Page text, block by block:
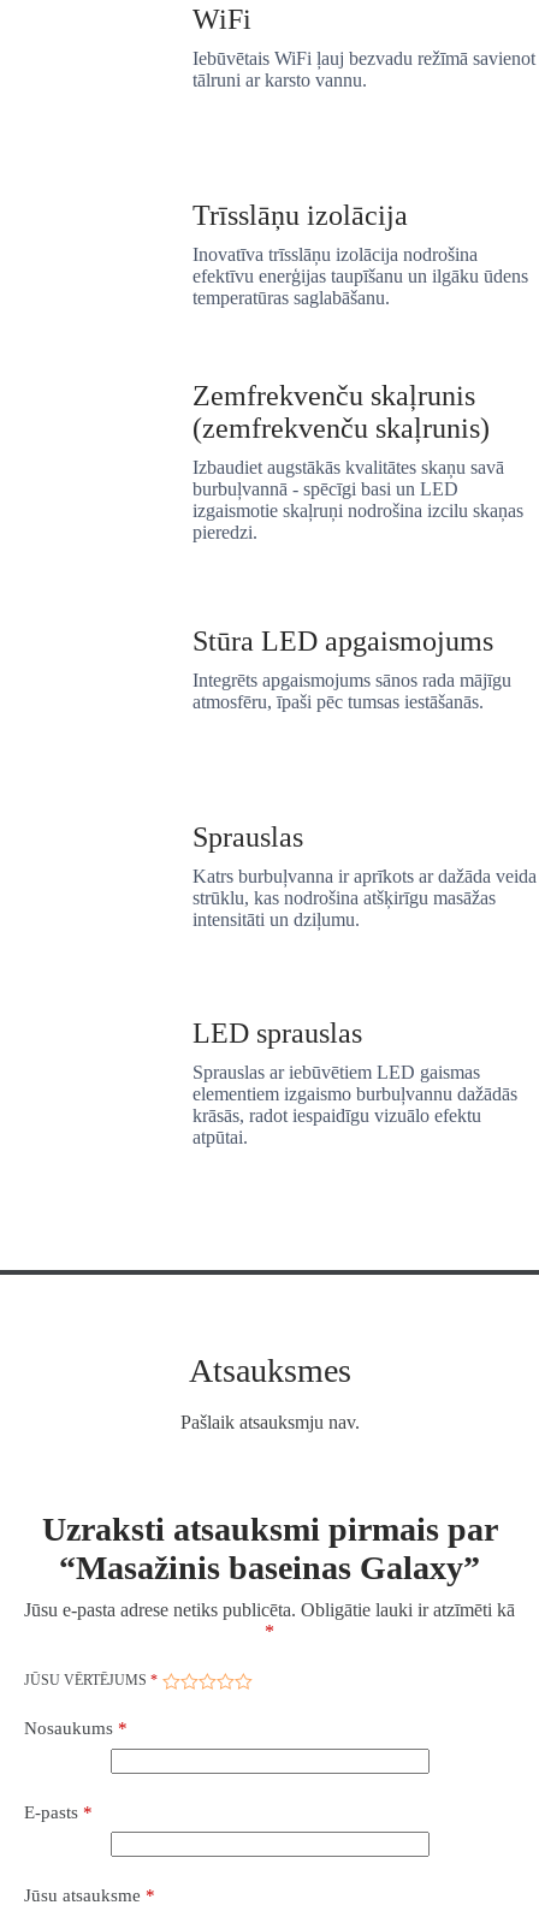
WiFi
Iebūvētais WiFi ļauj bezvadu režīmā savienot
tālruni ar karsto vannu.
Trīsslāņu izolācija
Inovatīva trīsslāņu izolācija nodrošina
efektīvu enerģijas taupīšanu un ilgāku ūdens
temperatūras saglabāšanu.
Zemfrekvenču skaļrunis
(zemfrekvenču skaļrunis)
Izbaudiet augstākās kvalitātes skaņu savā
burbuļvannā - spēcīgi basi un LED
izgaismotie skaļruņi nodrošina izcilu skaņas
pieredzi.
Stūra LED apgaismojums
Integrēts apgaismojums sānos rada mājīgu
atmosfēru, īpaši pēc tumsas iestāšanās.
Sprauslas
Katrs burbuļvanna ir aprīkots ar dažāda veida
strūklu, kas nodrošina atšķirīgu masāžas
intensitāti un dziļumu.
LED sprauslas
Sprauslas ar iebūvētiem LED gaismas
elementiem izgaismo burbuļvannu dažādās
krāsās, radot iespaidīgu vizuālo efektu
atpūtai.
Atsauksmes
Pašlaik atsauksmju nav.
Uzraksti atsauksmi pirmais par
“Masažinis baseinas Galaxy”
Jūsu e-pasta adrese netiks publicēta. Obligātie lauki ir atzīmēti kā
*
JŪSU VĒRTĒJUMS *
Nosaukums *
E-pasts *
Jūsu atsauksme *